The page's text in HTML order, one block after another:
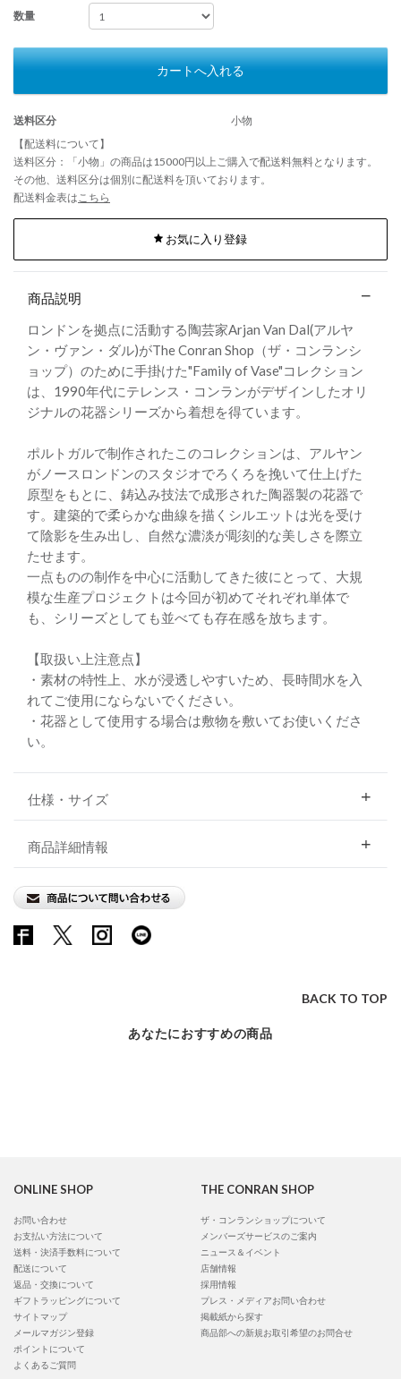
数量
カートへ入れる
送料区分
小物
【配送料について】
送料区分：「小物」の商品は15000円以上ご購入で配送料無料となります。
その他、送料区分は個別に配送料を頂いております。
配送料金表はこちら
お気に入り登録
商品説明
ロンドンを拠点に活動する陶芸家Arjan Van Dal(アルヤ
ン・ヴァン・ダル)がThe Conran Shop（ザ・コンランシ
ョップ）のために手掛けた"Family of Vase"コレクション
は、1990年代にテレンス・コンランがデザインしたオリ
ジナルの花器シリーズから着想を得ています。
ポルトガルで制作されたこのコレクションは、アルヤン
がノースロンドンのスタジオでろくろを挽いて仕上げた
原型をもとに、鋳込み技法で成形された陶器製の花器で
す。建築的で柔らかな曲線を描くシルエットは光を受け
て陰影を生み出し、自然な濃淡が彫刻的な美しさを際立
たせます。
一点ものの制作を中心に活動してきた彼にとって、大規
模な生産プロジェクトは今回が初めてそれぞれ単体で
も、シリーズとしても並べても存在感を放ちます。
【取扱い上注意点】
・素材の特性上、水が浸透しやすいため、長時間水を入
れてご使用にならないでください。
・花器として使用する場合は敷物を敷いてお使いくださ
い。
仕様・サイズ
商品詳細情報
BACK TO TOP
あなたにおすすめの商品
ONLINE SHOP
お問い合わせ
お支払い方法について
送料・決済手数料について
配送について
返品・交換について
ギフトラッピングについて
サイトマップ
メールマガジン登録
ポイントについて
よくあるご質問
THE CONRAN SHOP
ザ・コンランショップについて
メンバーズサービスのご案内
ニュース＆イベント
店舗情報
採用情報
プレス・メディアお問い合わせ
掲載紙から探す
商品部への新規お取引希望のお問合せ